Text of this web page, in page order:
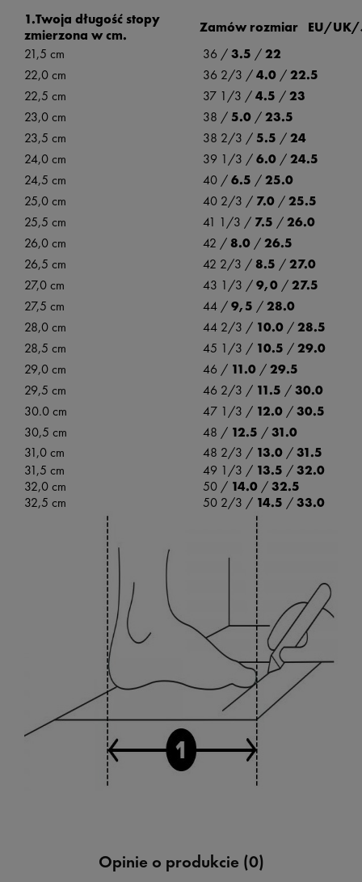
1.Twoja długość stopy
zmierzona w cm.
Zamów rozmiar EU/UK/
21,5 cm
36 /3.5 /22
22,0 cm
36 2/3 /4.0 /22.5
22,5 cm
37 1/3 /4.5 /23
23,0 cm
38 / 5.0 /23.5
23,5 cm
38 2/3 / 5.5 /24
24,0 cm
39 1/3 /6.0 /24.5
24,5 cm
40 /6.5 /25.0
25,0 cm
40 2/3 / 7.0 /25.5
25,5 cm
41 1/3 / 7.5 /26.0
26,0 cm
42 /8.0 /26.5
26,5 cm
42 2/3 /8.5 /27.0
27,0 cm
43 1/3 /9,0 /27.5
27,5 cm
44 /9,5 /28.0
28,0 cm
44 2/3 / 10.0 /28.5
28,5 cm
45 1/3 / 10.5 /29.0
29,0 cm
46 / 11.0 /29.5
29,5 cm
46 2/3 / 11.5 /30.0
30.0 cm
47 1/3 / 12.0 /30.5
30,5 cm
48 / 12.5 /31.0
31,0 cm
48 2/3 / 13.0 /31.5
31,5 cm
49 1/3 / 13.5 /32.0
32,0 cm
50 / 14.0 /32.5
32,5 cm
50 2/3 / 14.5 /33.0
Opinie o produkcie (0)